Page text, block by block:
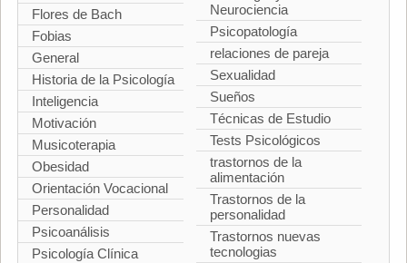
Flores de Bach
Fobias
General
Historia de la Psicología
Inteligencia
Motivación
Musicoterapia
Obesidad
Orientación Vocacional
Personalidad
Psicoanálisis
Psicología Clínica
Neurociencia
Psicopatología
relaciones de pareja
Sexualidad
Sueños
Técnicas de Estudio
Tests Psicológicos
trastornos de la
alimentación
Trastornos de la
personalidad
Trastornos nuevas
tecnologias